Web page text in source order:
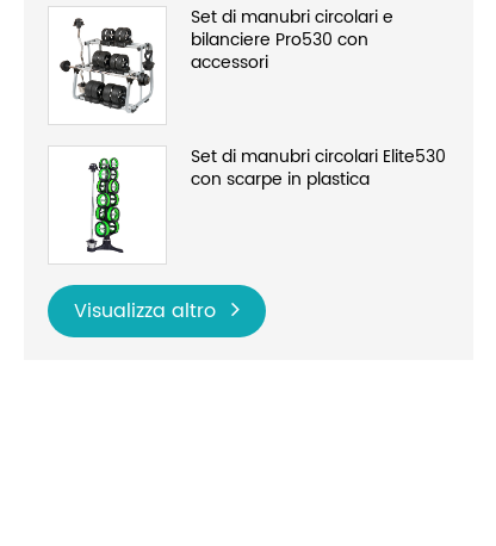
Set di manubri circolari e
bilanciere Pro530 con
accessori
Set di manubri circolari Elite530
con scarpe in plastica
Visualizza altro